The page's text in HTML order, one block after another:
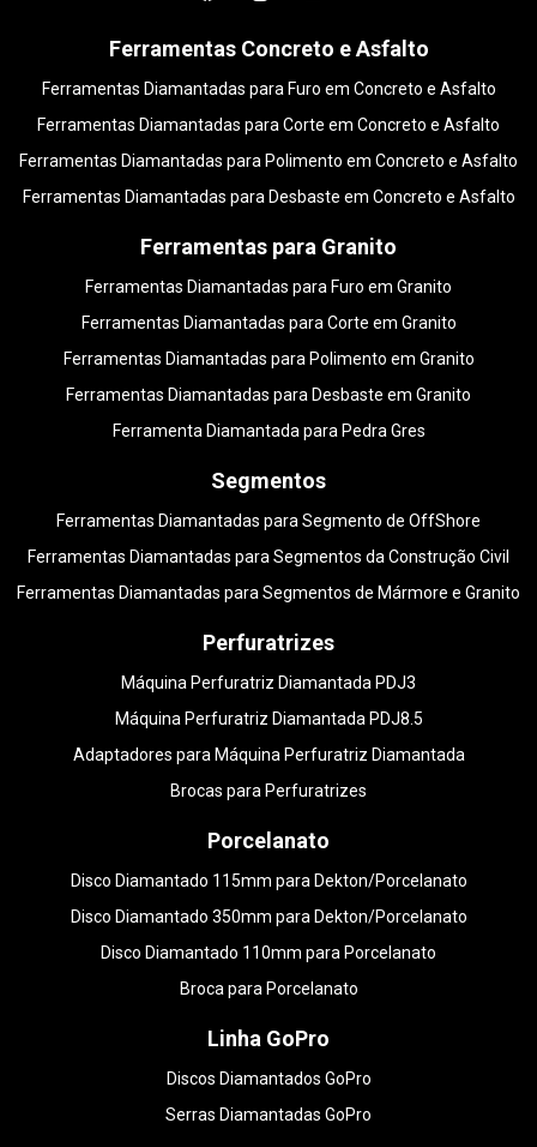
Ferramentas Concreto e Asfalto
Ferramentas Diamantadas para Furo em Concreto e Asfalto
Ferramentas Diamantadas para Corte em Concreto e Asfalto
Ferramentas Diamantadas para Polimento em Concreto e Asfalto
Ferramentas Diamantadas para Desbaste em Concreto e Asfalto
Ferramentas para Granito
Ferramentas Diamantadas para Furo em Granito
Ferramentas Diamantadas para Corte em Granito
Ferramentas Diamantadas para Polimento em Granito
Ferramentas Diamantadas para Desbaste em Granito
Ferramenta Diamantada para Pedra Gres
Segmentos
Ferramentas Diamantadas para Segmento de OffShore
Ferramentas Diamantadas para Segmentos da Construção Civil
Ferramentas Diamantadas para Segmentos de Mármore e Granito
Perfuratrizes
Máquina Perfuratriz Diamantada PDJ3
Máquina Perfuratriz Diamantada PDJ8.5
Adaptadores para Máquina Perfuratriz Diamantada
Brocas para Perfuratrizes
Porcelanato
Disco Diamantado 115mm para Dekton/Porcelanato
Disco Diamantado 350mm para Dekton/Porcelanato
Disco Diamantado 110mm para Porcelanato
Broca para Porcelanato
Linha GoPro
Discos Diamantados GoPro
Serras Diamantadas GoPro